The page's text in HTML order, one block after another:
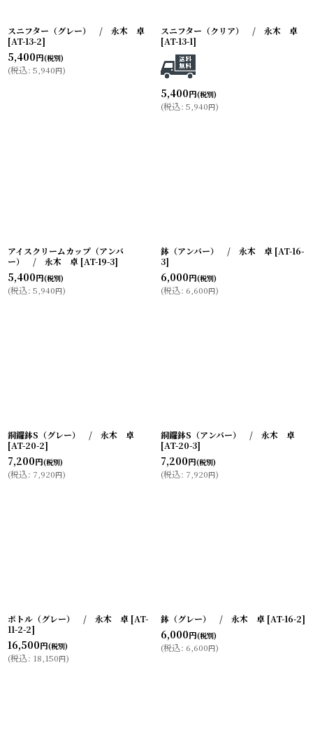
スニフター（グレー） / 永木 卓
[AT-13-2]
5,400円(税別)
(税込: 5,940円)
スニフター（クリア） / 永木 卓
[AT-13-1]
5,400円(税別)
(税込: 5,940円)
アイスクリームカップ（アンバ
ー） / 永木 卓 [AT-19-3]
5,400円(税別)
(税込: 5,940円)
鉢（アンバー） / 永木 卓 [AT-16-
3]
6,000円(税別)
(税込: 6,600円)
銅鑼鉢S（グレー） / 永木 卓
[AT-20-2]
7,200円(税別)
(税込: 7,920円)
銅鑼鉢S（アンバー） / 永木 卓
[AT-20-3]
7,200円(税別)
(税込: 7,920円)
ボトル（グレー） / 永木 卓 [AT-
11-2-2]
16,500円(税別)
(税込: 18,150円)
鉢（グレー） / 永木 卓 [AT-16-2]
6,000円(税別)
(税込: 6,600円)